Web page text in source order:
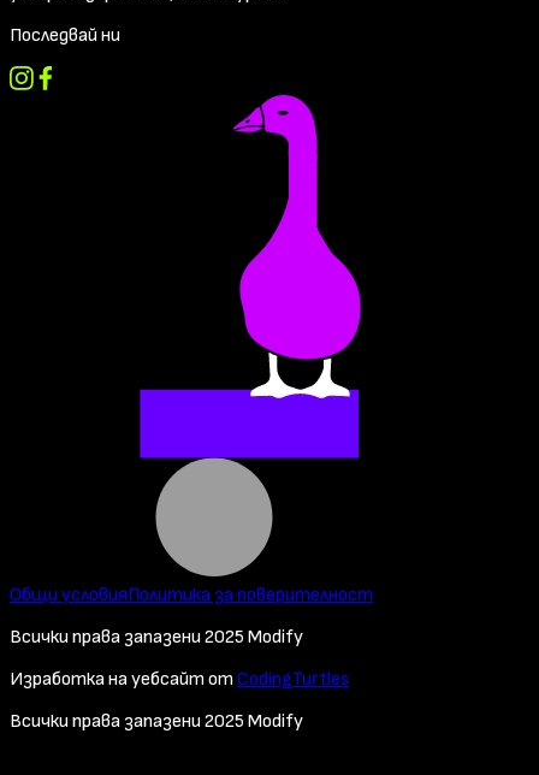
Последвай ни
Общи условияПолитика за поверителност
Всички права запазени 2025 Modify
Изработка на уебсайт от CodingTurtles
Всички права запазени 2025 Modify